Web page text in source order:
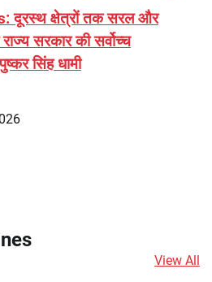
दूरस्थ क्षेत्रों तक सरल और
सरकार की सर्वोच्च
सिंह धामी
View All